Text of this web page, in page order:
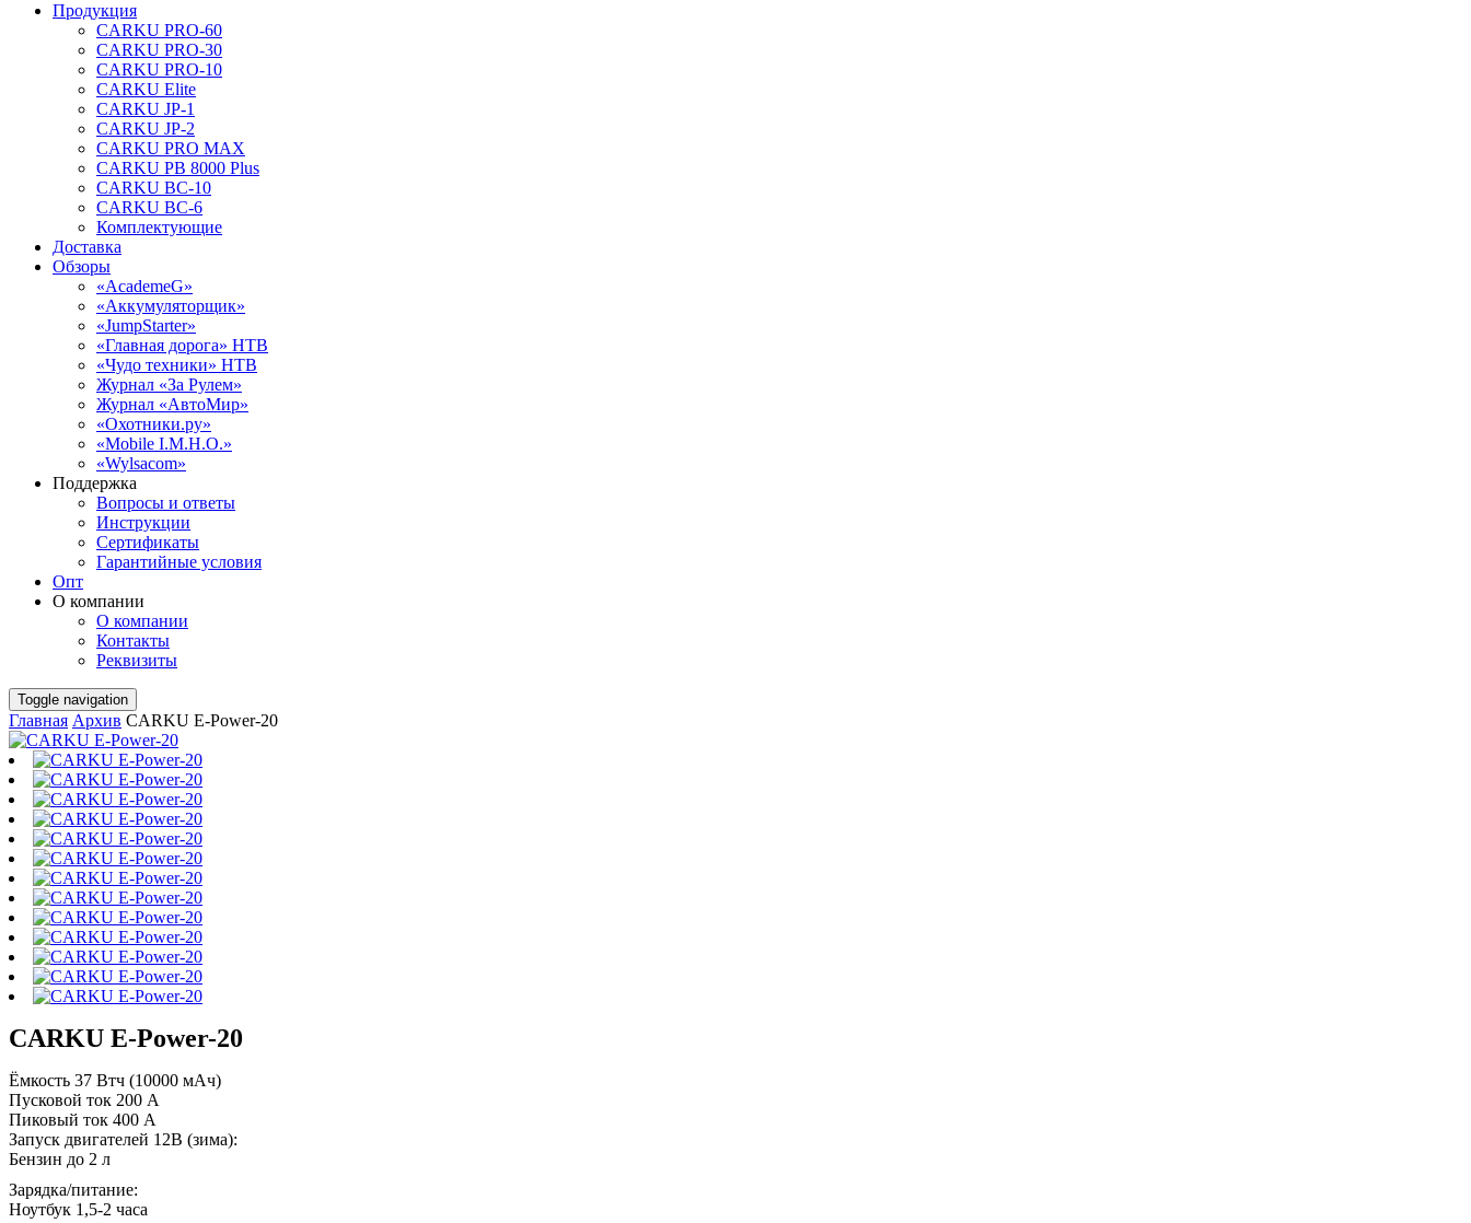
Продукция
CARKU PRO-60
CARKU PRO-30
CARKU PRO-10
CARKU Elite
CARKU JP-1
CARKU JP-2
CARKU PRO MAX
CARKU PB 8000 Plus
CARKU BC-10
CARKU BC-6
Комплектующие
Доставка
Обзоры
«AcademeG»
«Аккумуляторщик»
«JumpStarter»
«Главная дорога» НТВ
«Чудо техники» НТВ
Журнал «За Рулем»
Журнал «АвтоМир»
«Охотники.ру»
«Mobile I.M.H.O.»
«Wylsacom»
Поддержка
Вопросы и ответы
Инструкции
Сертификаты
Гарантийные условия
Опт
О компании
О компании
Контакты
Реквизиты
Toggle navigation
Главная Архив CARKU E-Power-20
CARKU E-Power-20
Ёмкость 37 Втч (10000 мАч)
Пусковой ток 200 А
Пиковый ток 400 А
Запуск двигателей 12В (зима):
Бензин до 2 л
Зарядка/питание:
Ноутбук 1,5-2 часа